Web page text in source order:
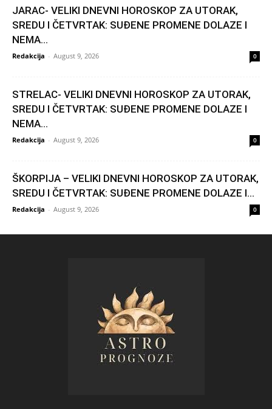
JARAC- VELIKI DNEVNI HOROSKOP ZA UTORAK,
SREDU I ČETVRTAK: SUĐENE PROMENE DOLAZE I
NEMA...
Redakcija - August 9, 2026 0
STRELAC- VELIKI DNEVNI HOROSKOP ZA UTORAK,
SREDU I ČETVRTAK: SUĐENE PROMENE DOLAZE I
NEMA...
Redakcija - August 9, 2026 0
ŠKORPIJA – VELIKI DNEVNI HOROSKOP ZA UTORAK,
SREDU I ČETVRTAK: SUĐENE PROMENE DOLAZE I...
Redakcija - August 9, 2026 0